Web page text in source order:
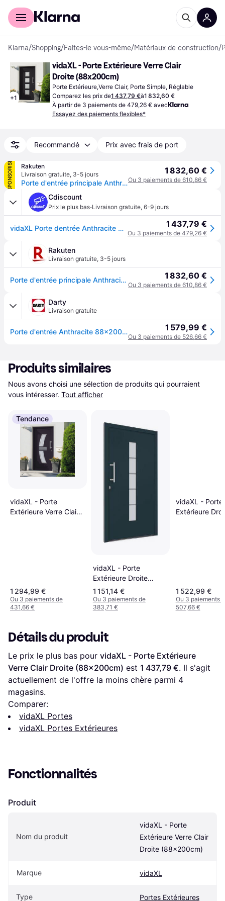
Acheter avec Klarna
Klarna/Shopping/Faites-le vous-même/Matériaux de construction/
+1
vidaXL - Porte Extérieure Verre Clair
Droite (88x200cm)
Porte Extérieure,Verre Clair, Porte Simple, Réglable
Comparez les prix de1 437,79 €à1 832,60 €
À partir de 3 paiements de 479,26 € avec
Essayez des paiements flexibles*
Recommandé Prix avec frais de port
SPONSORISÉ
Rakuten
Livraison gratuite, 3-5 jours
Porte d'entrée principale Anthracite 88x200 cm
1 832,60 €
Ou 3 paiements de 610,86 €
Cdiscount
Prix le plus bas·Livraison gratuite, 6-9 jours
vidaXL Porte dentrée Anthracite 88x200 cm - Gris 1 437,79 €
Ou 3 paiements de 479,26 €
Rakuten
Livraison gratuite, 3-5 jours
Porte d'entrée principale Anthracite 88x200 cm 1 832,60 €
Ou 3 paiements de 610,86 €
Darty
Livraison gratuite
Porte d'entrée Anthracite 88x200 cm 1 579,99 €
Ou 3 paiements de 526,66 €
Produits similaires
Nous avons choisi une sélection de produits qui pourraient
vous intéresser. Tout afficher
Tendance
vidaXL - Porte
Extérieure Verre Clair
1 294,99 €
Ou 3 paiements de
431,66 €
vidaXL - Porte
Extérieure Droite
(110x210cm)
1 151,14 €
Ou 3 paiements de
383,71 €
vidaXL - Porte
Extérieure
1 522,99 €
Ou 3 paiements
507,66 €
Détails du produit
Le prix le plus bas pour vidaXL - Porte Extérieure
Verre Clair Droite (88x200cm) est 1 437,79 €. Il s'agit
actuellement de l'offre la moins chère parmi 4
magasins.
Comparer:
vidaXL Portes
vidaXL Portes Extérieures
Fonctionnalités
Produit
Nom du produit
vidaXL - Porte
Extérieure Verre Clair
Droite (88x200cm)
Marque vidaXL
Type Portes Extérieures